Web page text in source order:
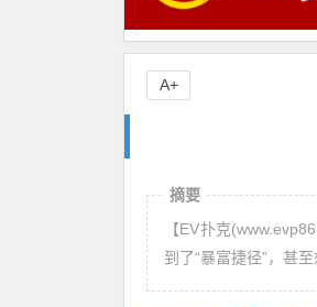
A+
摘要
【EV扑克
到了“暴富捷径”，甚至